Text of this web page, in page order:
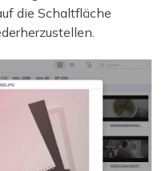
die Schaltfläche